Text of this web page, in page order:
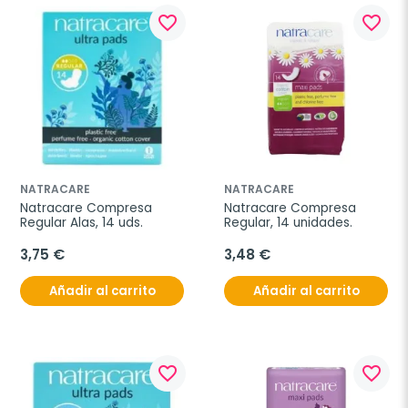
favorite_border
NATRACARE
Natracare Compresa
Regular Alas, 14 uds.
3,75 €
Añadir al carrito
favorite_border
NATRACARE
Natracare Compresa
Regular, 14 unidades.
3,48 €
Añadir al carrito
favorite_border favorite_border